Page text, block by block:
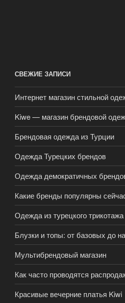
СВЕЖИЕ ЗАПИСИ
Интернет магазин стильной
Kiwe — магазин брендовой
Брендовая одежда из Турции
Одежда Турецких брендов
Одежда демократичных
Какие бренды популярны
Одежда из турецкого трикотажа
Блузки и топы: от базовых до
Мультибрендовый магазин
Как часто проводятся
Красивые вечерние платья Kiwi